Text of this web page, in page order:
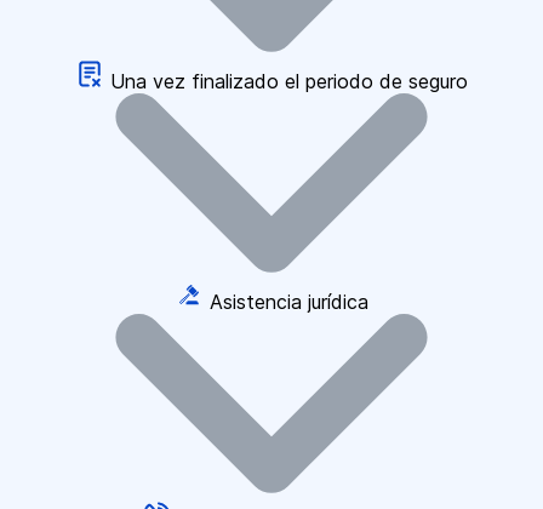
Una vez finalizado el periodo de seguro
Asistencia jurídica